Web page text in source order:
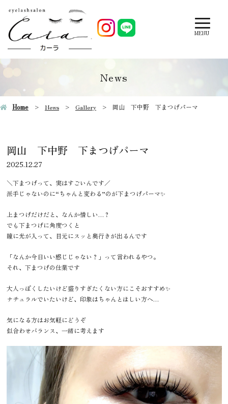
MENU
News
Home News Gallery 岡山 下中野 下まつげパーマ
岡山 下中野 下まつげパーマ
2025.12.27
＼下まつげって、実はすごいんです／
派手じゃないのに“ちゃんと変わる”のが下まつげパーマ✨
上まつげだけだと、なんか惜しい…？
でも下まつげに角度つくと
瞳に光が入って、目元にスッと奥行きが出るんです
「なんか今日いい感じじゃない？」って言われるやつ。
それ、下まつげの仕業です
大人っぽくしたいけど盛りすぎたくない方にこそおすすめ✨
ナチュラルでいたいけど、印象はちゃんとほしい方へ…
気になる方はお気軽にどうぞ
似合わせバランス、一緒に考えます